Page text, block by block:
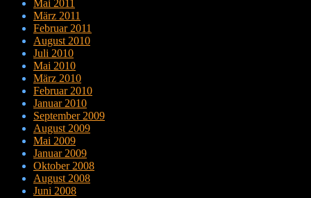
Mai 2011
März 2011
Februar 2011
August 2010
Juli 2010
Mai 2010
März 2010
Februar 2010
Januar 2010
September 2009
August 2009
Mai 2009
Januar 2009
Oktober 2008
August 2008
Juni 2008